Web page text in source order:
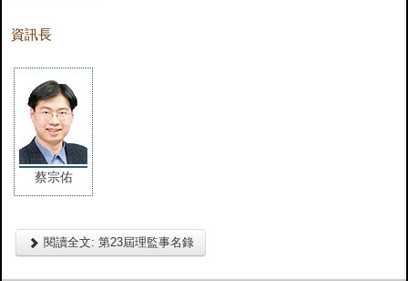
資訊長
蔡宗佑
閱讀全文: 第23屆理監事名錄